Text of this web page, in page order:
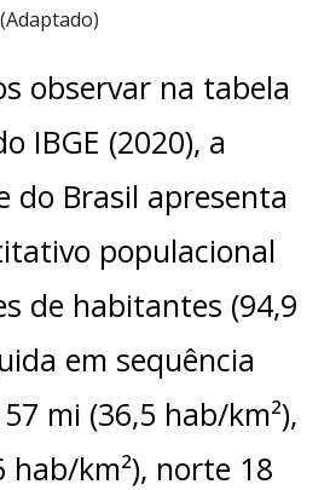
observar na tabela
IBGE (2020), a
do Brasil apresenta
populacional
de habitantes (94,9
em sequência
mi (36,5 hab/km²),
hab/km²), norte 18